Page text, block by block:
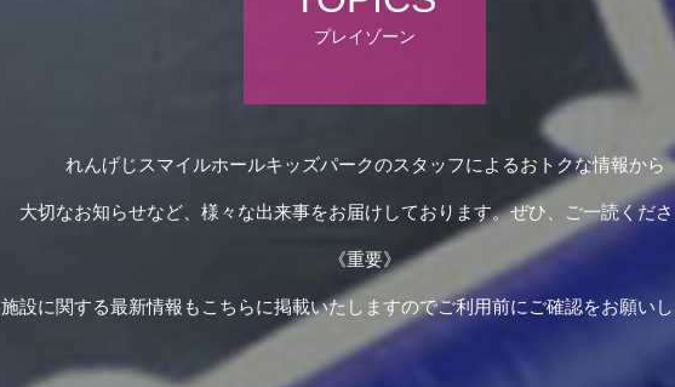
プレイゾーン
れんげじスマイルホールキッズパークのスタッフによるおトクな情報から
大切なお知らせなど、様々な出来事をお届けしております。ぜひ、ご一読くださ
《重要》
施設に関する最新情報もこちらに掲載いたしますのでご利用前にご確認をお願いし